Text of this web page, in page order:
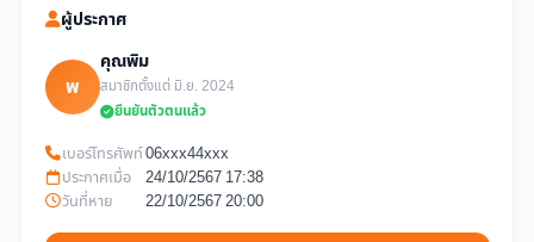
ผู้ประกาศ
พ
คุณพิม
สมาชิกตั้งแต่ มิ.ย. 2024
ยืนยันตัวตนแล้ว
เบอร์โทรศัพท์06xxx44xxx
ประกาศเมื่อ
24/10/2567 17:38
วันที่หาย
22/10/2567 20:00